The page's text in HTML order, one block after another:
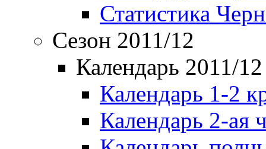
Статистика
Сезон 2011/12
Календарь 2011/12
Календарь 1-2
Календарь 2-ая